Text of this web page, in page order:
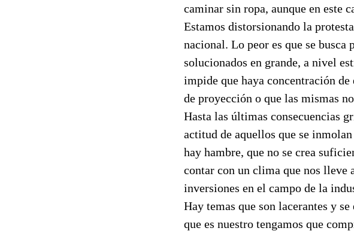
caminar sin ropa, aunque en este
Estamos distorsionando la
nacional. Lo peor es que se busca
solucionados en grande, a nivel
impide que haya concentración
de proyección o que las mismas
Hasta las últimas
actitud de aquellos que se
hay hambre, que no se crea
contar con un clima que nos lleve
inversiones en el campo de la
Hay temas que son lacerantes y
que es nuestro tengamos que